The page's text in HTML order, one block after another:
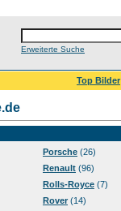
Erweiterte Suche
Top Bilder
Porsche (26)
Renault (96)
Rolls-Royce (7)
Rover(14)